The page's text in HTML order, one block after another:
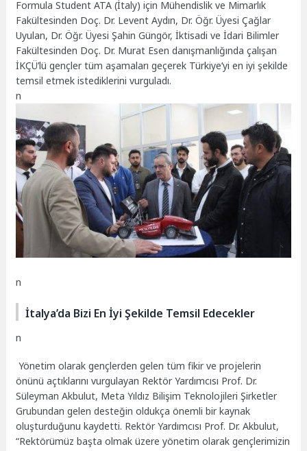
Formula Student ATA (İtaly) için Mühendislik ve Mimarlık
Fakültesinden Doç. Dr. Levent Aydın, Dr. Öğr. Üyesi Çağlar
Uyulan, Dr. Öğr. Üyesi Şahin Güngör, İktisadi ve İdari Bilimler
Fakültesinden Doç. Dr. Murat Esen danışmanlığında çalışan
İKÇÜ’lü gençler tüm aşamaları geçerek Türkiye’yi en iyi şekilde
temsil etmek istediklerini vurguladı.
n
n
İtalya’da Bizi En İyi Şekilde Temsil Edecekler
n
Yönetim olarak gençlerden gelen tüm fikir ve projelerin
önünü açtıklarını vurgulayan Rektör Yardımcısı Prof. Dr.
Süleyman Akbulut, Meta Yıldız Bilişim Teknolojileri Şirketler
Grubundan gelen desteğin oldukça önemli bir kaynak
oluşturduğunu kaydetti. Rektör Yardımcısı Prof. Dr. Akbulut,
“Rektörümüz başta olmak üzere yönetim olarak gençlerimizin